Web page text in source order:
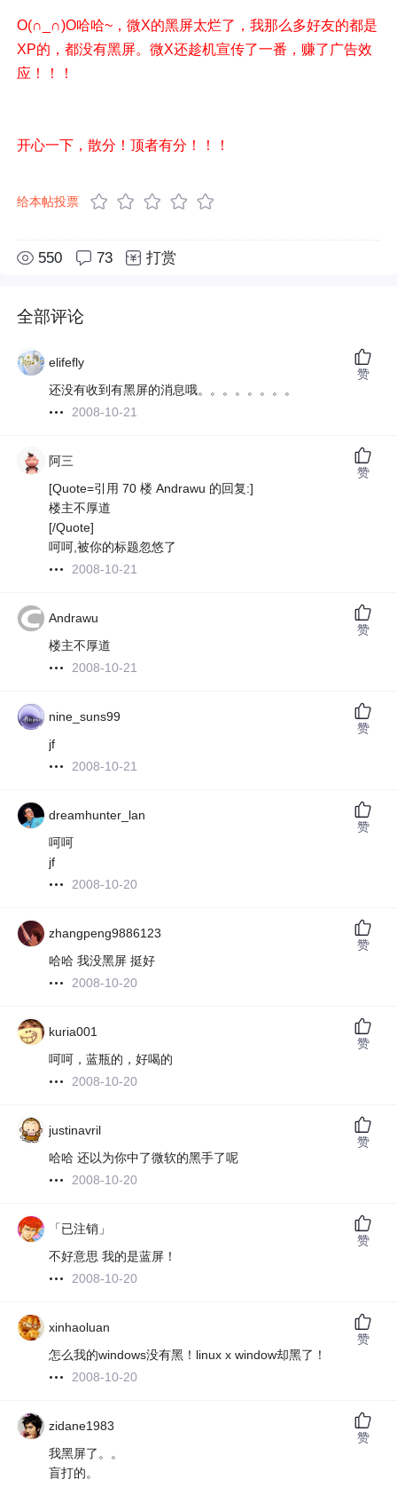
O(∩_∩)O哈哈~，微X的黑屏太烂了，我那么多好友的都是
XP的，都没有黑屏。微X还趁机宣传了一番，赚了广告效
应！！！
开心一下，散分！顶者有分！！！
给本帖投票
550 73 打赏
全部评论
elifefly
还没有收到有黑屏的消息哦。。。。。。。。
2008-10-21
赞
阿三
[Quote=引用 70 楼 Andrawu 的回复:]
楼主不厚道
[/Quote]
呵呵,被你的标题忽悠了
2008-10-21
赞
Andrawu
楼主不厚道
2008-10-21
赞
nine_suns99
jf
2008-10-21
赞
dreamhunter_lan
呵呵
jf
2008-10-20
赞
zhangpeng9886123
哈哈 我没黑屏 挺好
2008-10-20
赞
kuria001
呵呵，蓝瓶的，好喝的
2008-10-20
赞
justinavril
哈哈 还以为你中了微软的黑手了呢
2008-10-20
赞
「已注销」
不好意思 我的是蓝屏！
2008-10-20
赞
xinhaoluan
怎么我的windows没有黑！linux x window却黑了！
2008-10-20
赞
zidane1983
我黑屏了。。
盲打的。
赞